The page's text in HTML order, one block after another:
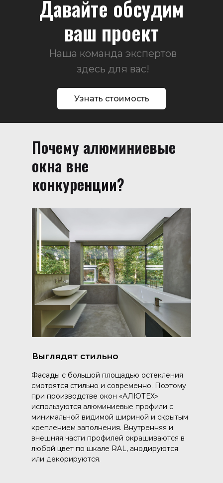
Давайте обсудим
ваш проект
Наша команда экспертов
здесь для вас!
Узнать стоимость
Почему алюминиевые
окна вне
конкуренции?
Выглядят стильно
Фасады с большой площадью остекления
смотрятся стильно и современно. Поэтому
при производстве окон «АЛЮТЕХ»
используются алюминиевые профили с
минимальной видимой шириной и скрытым
креплением заполнения. Внутренняя и
внешняя части профилей окрашиваются в
любой цвет по шкале RAL, анодируются
или декорируются.